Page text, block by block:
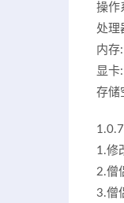
操作
处理
内存
显卡
存储
1.修
2.僧
3.僧